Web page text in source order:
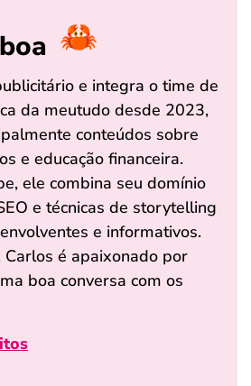
e integra o time de
da meutudo desde 2023,
conteúdos sobre
e educação financeira.
ele combina seu domínio
e técnicas de storytelling
e informativos.
é apaixonado por
boa conversa com os